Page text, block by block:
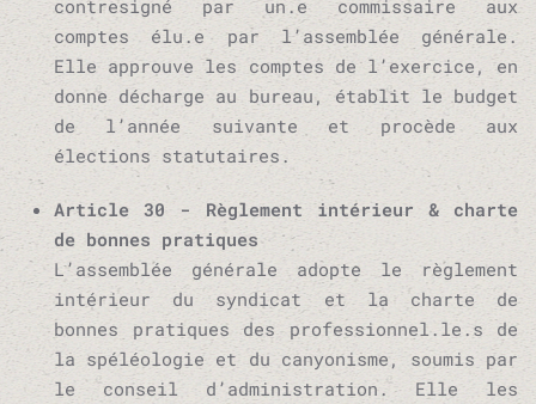
contresigné par un.e commissaire aux
comptes élu.e par l’assemblée générale.
Elle approuve les comptes de l’exercice, en
donne décharge au bureau, établit le budget
de l’année suivante et procède aux
élections statutaires.
Article 30 - Règlement intérieur & charte
de bonnes pratiques
L’assemblée générale adopte le règlement
intérieur du syndicat et la charte de
bonnes pratiques des professionnel.le.s de
la spéléologie et du canyonisme, soumis par
le conseil d’administration. Elle les